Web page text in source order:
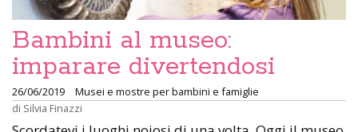
Bambini al museo:
imparare divertendosi
26/06/2019
Musei e mostre per bambini e famiglie
di Silvia Finazzi